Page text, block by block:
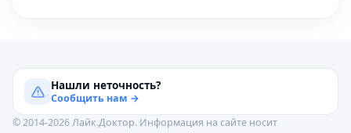
Нашли неточность?
Сообщить нам →
© 2014-2026 Лайк.Доктор. Информация на сайте носит